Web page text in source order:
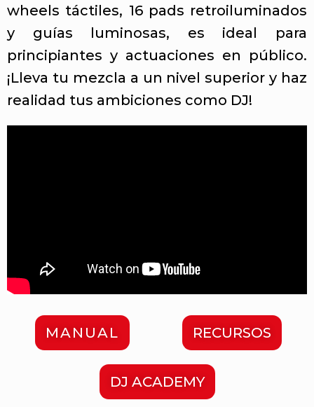
wheels táctiles, 16 pads retroiluminados
y guías luminosas, es ideal para
principiantes y actuaciones en público.
¡Lleva tu mezcla a un nivel superior y haz
realidad tus ambiciones como DJ!
MANUAL RECURSOS
DJ ACADEMY